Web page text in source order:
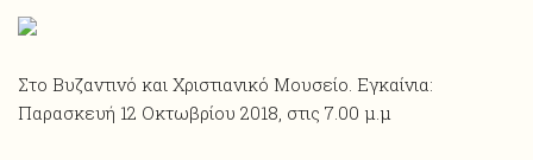
Στο Βυζαντινό και Χριστιανικό Μουσείο. Εγκαίνια:
Παρασκευή 12 Οκτωβρίου 2018, στις 7.00 μ.μ